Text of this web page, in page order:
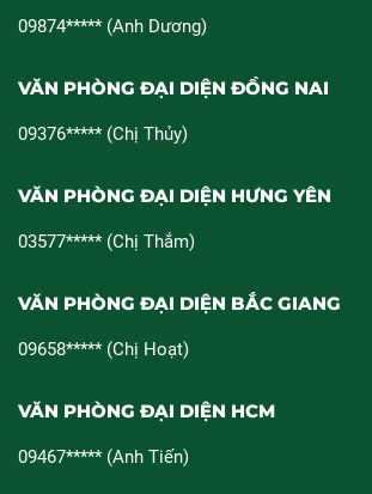
09874***** (Anh Dương)
VĂN PHÒNG ĐẠI DIỆN ĐỒNG NAI
09376***** (Chị Thủy)
VĂN PHÒNG ĐẠI DIỆN HƯNG YÊN
03577***** (Chị Thắm)
VĂN PHÒNG ĐẠI DIỆN BẮC GIANG
09658***** (Chị Hoạt)
VĂN PHÒNG ĐẠI DIỆN HCM
09467***** (Anh Tiến)